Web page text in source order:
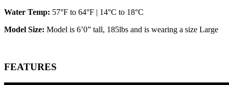
Water Temp: 57°F to 64°F | 14°C to 18°C
Model Size: Model is 6’0” tall, 185lbs and is wearing a size Large
FEATURES